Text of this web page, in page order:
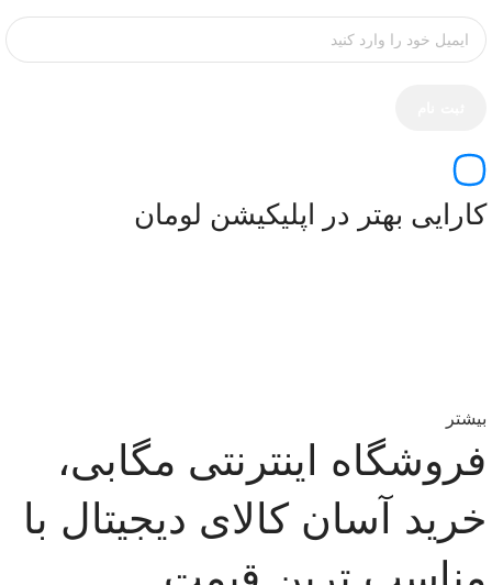
کارایی بهتر در اپلیکیشن لومان
بیشتر
فروشگاه اینترنتی مگابی،
خرید آسان کالای دیجیتال با